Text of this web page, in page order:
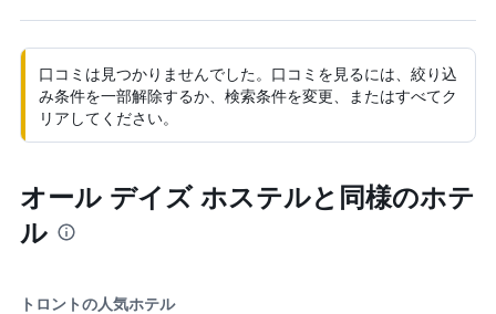
口コミは見つかりませんでした。口コミを見るには、絞り込
み条件を一部解除するか、検索条件を変更、またはすべてク
リアしてください。
オール デイズ ホステルと同様のホテ
ル
トロントの人気ホテル